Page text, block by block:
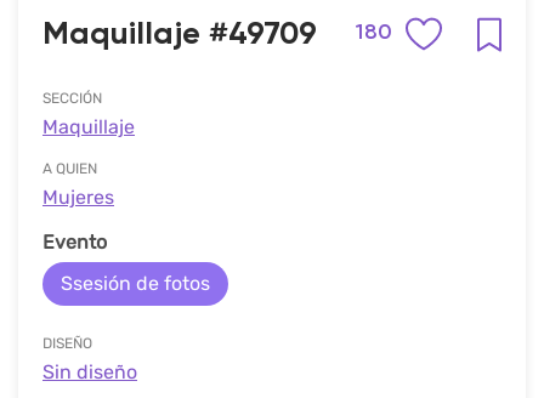
Maquillaje #49709 180
SECCIÓN
Maquillaje
A QUIEN
Mujeres
Evento
Ssesión de fotos
DISEÑO
Sin diseño